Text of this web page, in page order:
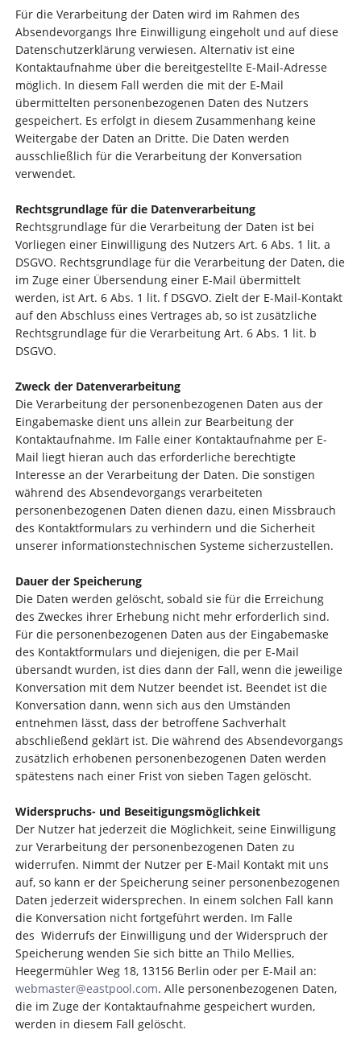
Für die Verarbeitung der Daten wird im Rahmen des
Absendevorgangs Ihre Einwilligung eingeholt und auf diese
Datenschutzerklärung verwiesen. Alternativ ist eine
Kontaktaufnahme über die bereitgestellte E-Mail-Adresse
möglich. In diesem Fall werden die mit der E-Mail
übermittelten personenbezogenen Daten des Nutzers
gespeichert. Es erfolgt in diesem Zusammenhang keine
Weitergabe der Daten an Dritte. Die Daten werden
ausschließlich für die Verarbeitung der Konversation
verwendet.
Rechtsgrundlage für die Datenverarbeitung
Rechtsgrundlage für die Verarbeitung der Daten ist bei
Vorliegen einer Einwilligung des Nutzers Art. 6 Abs. 1 lit. a
DSGVO. Rechtsgrundlage für die Verarbeitung der Daten, die
im Zuge einer Übersendung einer E-Mail übermittelt
werden, ist Art. 6 Abs. 1 lit. f DSGVO. Zielt der E-Mail-Kontakt
auf den Abschluss eines Vertrages ab, so ist zusätzliche
Rechtsgrundlage für die Verarbeitung Art. 6 Abs. 1 lit. b
DSGVO.
Zweck der Datenverarbeitung
Die Verarbeitung der personenbezogenen Daten aus der
Eingabemaske dient uns allein zur Bearbeitung der
Kontaktaufnahme. Im Falle einer Kontaktaufnahme per E-
Mail liegt hieran auch das erforderliche berechtigte
Interesse an der Verarbeitung der Daten. Die sonstigen
während des Absendevorgangs verarbeiteten
personenbezogenen Daten dienen dazu, einen Missbrauch
des Kontaktformulars zu verhindern und die Sicherheit
unserer informationstechnischen Systeme sicherzustellen.
Dauer der Speicherung
Die Daten werden gelöscht, sobald sie für die Erreichung
des Zweckes ihrer Erhebung nicht mehr erforderlich sind.
Für die personenbezogenen Daten aus der Eingabemaske
des Kontaktformulars und diejenigen, die per E-Mail
übersandt wurden, ist dies dann der Fall, wenn die jeweilige
Konversation mit dem Nutzer beendet ist. Beendet ist die
Konversation dann, wenn sich aus den Umständen
entnehmen lässt, dass der betroffene Sachverhalt
abschließend geklärt ist. Die während des Absendevorgangs
zusätzlich erhobenen personenbezogenen Daten werden
spätestens nach einer Frist von sieben Tagen gelöscht.
Widerspruchs- und Beseitigungsmöglichkeit
Der Nutzer hat jederzeit die Möglichkeit, seine Einwilligung
zur Verarbeitung der personenbezogenen Daten zu
widerrufen. Nimmt der Nutzer per E-Mail Kontakt mit uns
auf, so kann er der Speicherung seiner personenbezogenen
Daten jederzeit widersprechen. In einem solchen Fall kann
die Konversation nicht fortgeführt werden. Im Falle
des Widerrufs der Einwilligung und der Widerspruch der
Speicherung wenden Sie sich bitte an Thilo Mellies,
Heegermühler Weg 18, 13156 Berlin oder per E-Mail an:
webmaster@eastpool.com. Alle personenbezogenen Daten,
die im Zuge der Kontaktaufnahme gespeichert wurden,
werden in diesem Fall gelöscht.